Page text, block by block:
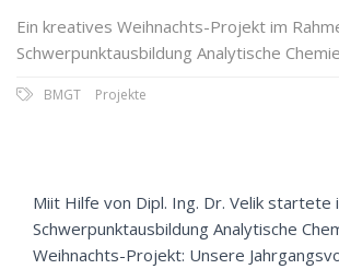
Ein kreatives Weihnachts-Projekt im
Schwerpunktausbildung Analytische Chemie
BMGT Projekte
Miit Hilfe von Dipl. Ing. Dr. Velik startete
Schwerpunktausbildung Analytische
Weihnachts-Projekt: Unsere